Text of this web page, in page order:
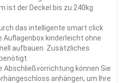
ist der Deckel bis zu 240kg
das intelligente smart click
kinderleicht ohne
aufbauen. Zusätzliches
Abschließvorrichtung können Sie
anhängen, um Ihre